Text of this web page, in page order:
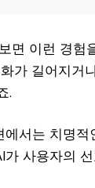
면 이런 경험
가 길어지거
.
서는 치명
사용자의